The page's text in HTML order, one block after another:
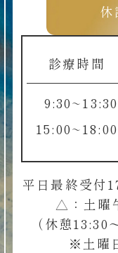
休
診療時間
9:30~13:30
15:00~18:00
平日最終受付
△：土曜
（休憩
※土曜